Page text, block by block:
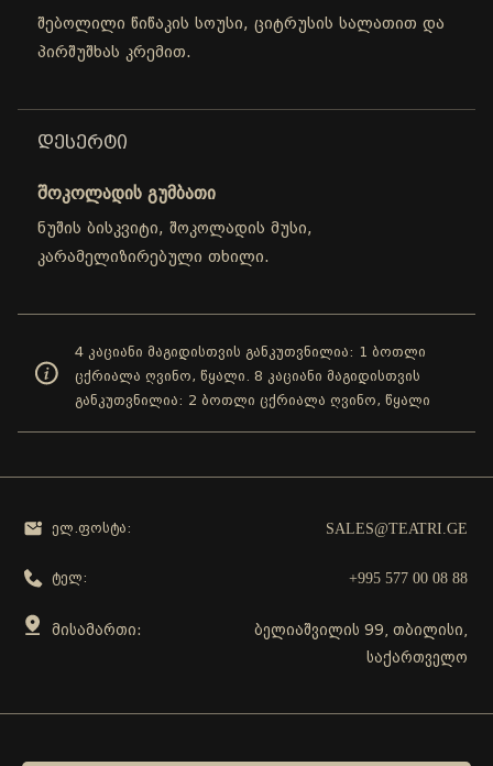
შებოლილი წიწაკის სოუსი, ციტრუსის სალათით და
პირშუშხას კრემით.
ᲓᲔᲡᲔᲠᲢᲘ
შოკოლადის გუმბათი
ნუშის ბისკვიტი, შოკოლადის მუსი,
კარამელიზირებული თხილი.
4 კაციანი მაგიდისთვის განკუთვნილია: 1 ბოთლი
ცქრიალა ღვინო, წყალი. 8 კაციანი მაგიდისთვის
განკუთვნილია: 2 ბოთლი ცქრიალა ღვინო, წყალი
ელ.ფოსტა: SALES@TEATRI.GE
ტელ: +995 577 00 08 88
მისამართი:
ბელიაშვილის 99, თბილისი,
საქართველო